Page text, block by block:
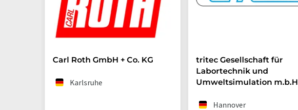
Carl Roth GmbH + Co. KG
Karlsruhe
tritec Gesellschaft für
Labortechnik und
Umweltsimulation m.b.H
Hannover